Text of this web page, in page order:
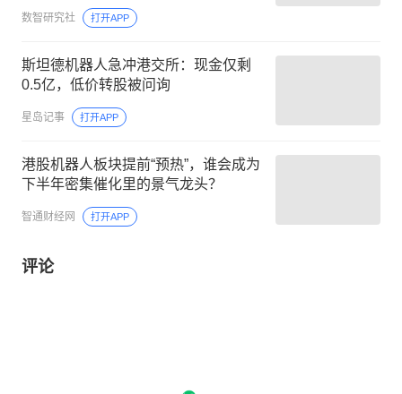
数智研究社 打开APP
斯坦德机器人急冲港交所：现金仅剩
0.5亿，低价转股被问询
星岛记事 打开APP
港股机器人板块提前“预热”，谁会成为
下半年密集催化里的景气龙头？
智通财经网 打开APP
评论